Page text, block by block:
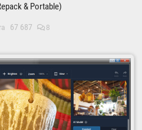
& Portable)
67 687 8